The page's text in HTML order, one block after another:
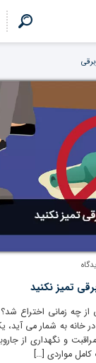
تمیز نکنید
از چه زمانی اختراع
در خانه به شمار می
و نگهداری از
مواردی […]